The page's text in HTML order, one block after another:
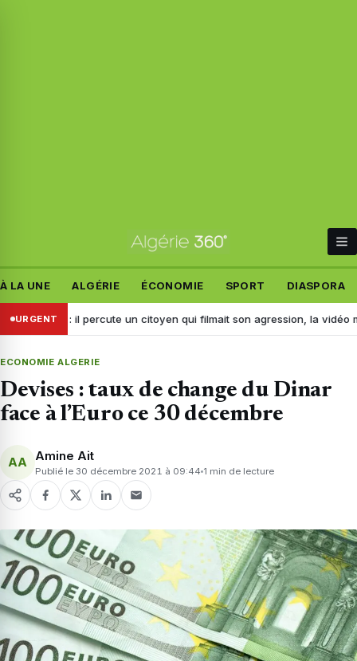
À LA UNE ALGÉRIE ÉCONOMIE SPORT DIASPORA
URGENT
: il percute un citoyen qui filmait son agression, la vidéo mène à
ECONOMIE ALGERIE
Devises : taux de change du Dinar
face à l’Euro ce 30 décembre
AA Amine Ait
Publié le 30 décembre 2021 à 09:44 1 min de lecture